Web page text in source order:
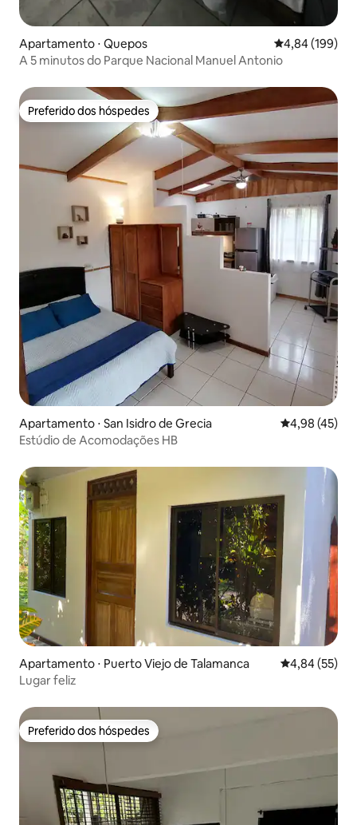
Apartamento ⋅ Quepos 4,84 de uma
4,84 (199)
A 5 minutos do Parque Nacional Manuel Antonio
Preferido dos hóspedes
Preferido dos hóspedes
Apartamento ⋅ San Isidro de Grecia 4,98 de uma
4,98 (45)
Estúdio de Acomodações HB
Apartamento ⋅ Puerto Viejo de Talamanca 4,84 de uma
4,84 (55)
Lugar feliz
Preferido dos hóspedes
Preferido dos hóspedes